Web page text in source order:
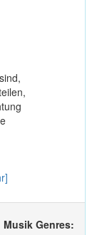
Musik Genres: